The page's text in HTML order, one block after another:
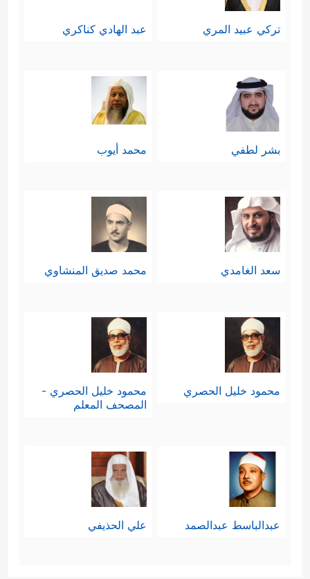
تركي عبيد المري عبد الهادي كناكري
بشر لطفي محمد أيوب
سعد الغامدي محمد صديق المنشاوي
محمود خليل الحصري
محمود خليل الحصري -
المصحف المعلم
عبدالباسط عبدالصمد علي الحذيفي